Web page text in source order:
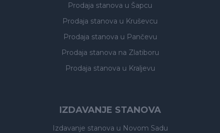
Prodaja stanova u Šapcu
Prodaja stanova u Kruševcu
Prodaja stanova u Pančevu
Prodaja stanova na Zlatiboru
Prodaja stanova u Kraljevu
IZDAVANJE STANOVA
Izdavanje stanova u Novom Sadu